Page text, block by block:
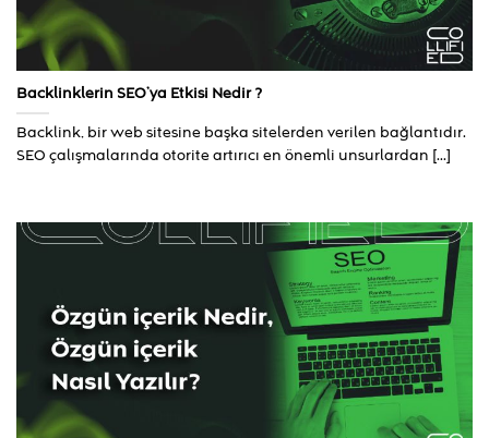
Backlinklerin SEO’ya Etkisi Nedir ?
Backlink, bir web sitesine başka sitelerden verilen bağlantıdır.
SEO çalışmalarında otorite artırıcı en önemli unsurlardan [...]